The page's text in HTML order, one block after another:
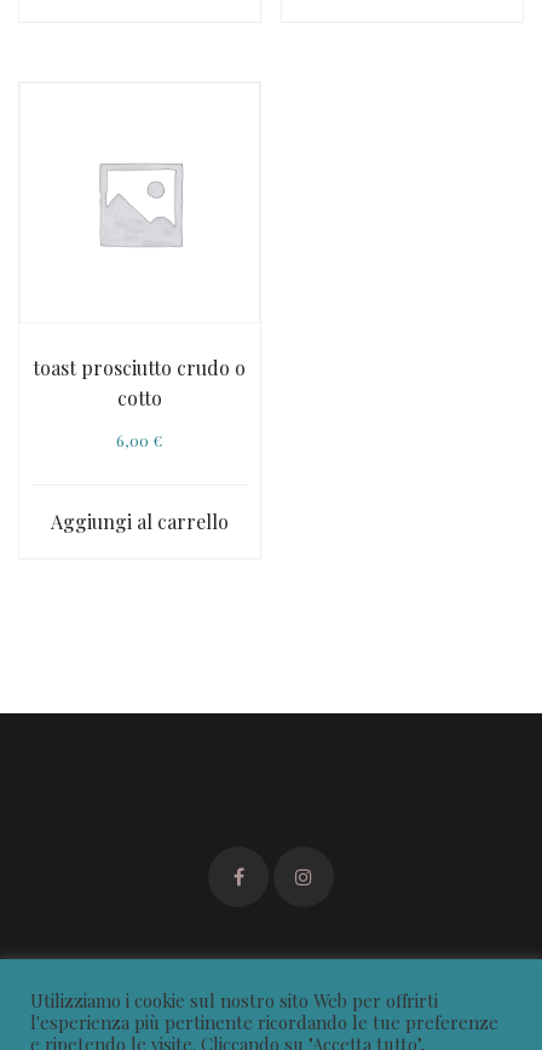
toast prosciutto crudo o
cotto
6,00 €
Aggiungi al carrello
Utilizziamo i cookie sul nostro sito Web per offrirti
l'esperienza più pertinente ricordando le tue preferenze
e ripetendo le visite. Cliccando su "Accetta tutto",